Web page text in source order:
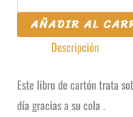
monaAÑADIR AL
Descripción
Este libro de cartón trata
día gracias a su cola .